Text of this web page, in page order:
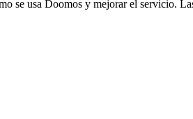
se usa Doomos y mejorar el servicio.